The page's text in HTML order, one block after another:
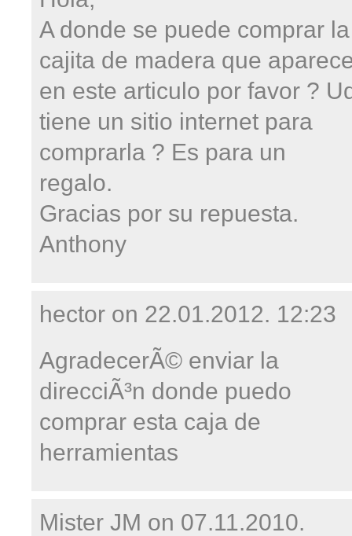
A donde se puede comprar la
cajita de madera que
en este articulo por favor ?
tiene un sitio internet para
comprarla ? Es para un
regalo.
Gracias por su repuesta.
Anthony
hector on 22.01.2012. 12:23
AgradecerÃ© enviar la
direcciÃ³n donde puedo
comprar esta caja de
herramientas
Mister JM on 07.11.2010.